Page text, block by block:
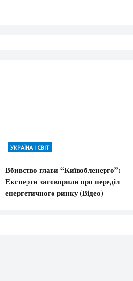
УКРАЇНА І СВІТ
Вбивство глави “Київобленерго”:
Експерти заговорили про переділ
енергетичного ринку (Відео)